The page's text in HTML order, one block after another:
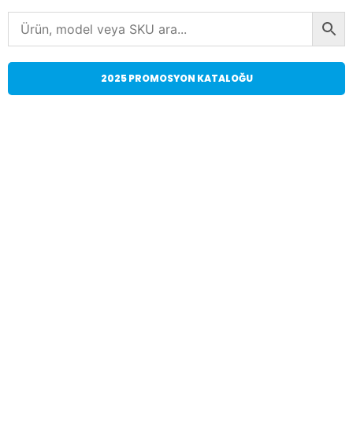
2025 PROMOSYON KATALOĞU